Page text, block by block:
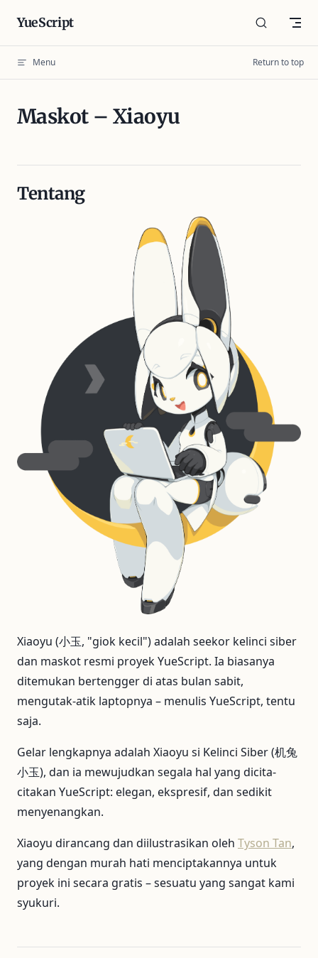
Skip to content
YueScript
Menu Return to top
Maskot – Xiaoyu
Tentang
Xiaoyu (小玉, "giok kecil") adalah seekor kelinci siber
dan maskot resmi proyek YueScript. Ia biasanya
ditemukan bertengger di atas bulan sabit,
mengutak-atik laptopnya – menulis YueScript, tentu
saja.
Gelar lengkapnya adalah Xiaoyu si Kelinci Siber (机兔
小玉), dan ia mewujudkan segala hal yang dicita-
citakan YueScript: elegan, ekspresif, dan sedikit
menyenangkan.
Xiaoyu dirancang dan diilustrasikan oleh Tyson Tan,
yang dengan murah hati menciptakannya untuk
proyek ini secara gratis – sesuatu yang sangat kami
syukuri.